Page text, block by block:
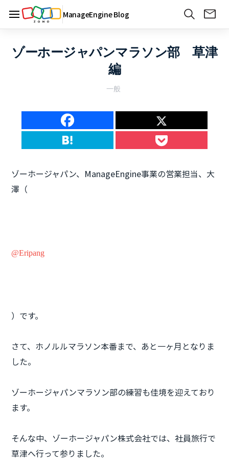
ManageEngine Blog
ゾーホージャパンマラソン部 草津
編
一般
ゾーホージャパン、ManageEngine事業の営業担当、大
澤（
@Eripang
）です。
さて、ホノルルマラソン本番まで、あと一ヶ月となりま
した。
ゾーホージャパンマラソン部の練習も佳境を迎えており
ます。
そんな中、ゾーホージャパン株式会社では、社員旅行で
草津へ行って参りました。